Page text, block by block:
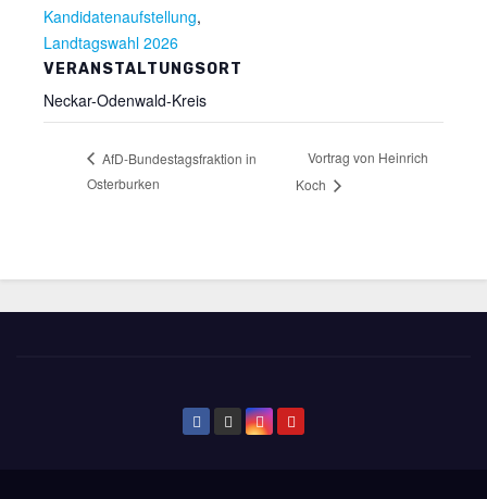
Kandidatenaufstellung,
Landtagswahl 2026
VERANSTALTUNGSORT
Neckar-Odenwald-Kreis
AfD-Bundestagsfraktion in
Osterburken
Vortrag von Heinrich
Koch